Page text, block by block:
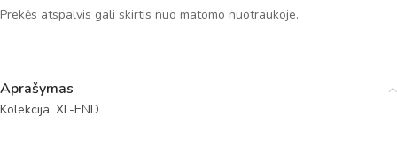
Prekės atspalvis gali skirtis nuo matomo nuotraukoje.
Aprašymas
Kolekcija: XL-END